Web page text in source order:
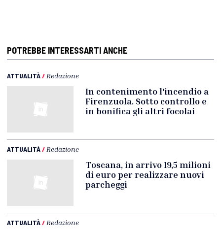
POTREBBE INTERESSARTI ANCHE
ATTUALITÀ/ Redazione
In contenimento l'incendio a
Firenzuola. Sotto controllo e
in bonifica gli altri focolai
ATTUALITÀ/ Redazione
Toscana, in arrivo 19,5 milioni
di euro per realizzare nuovi
parcheggi
ATTUALITÀ/ Redazione